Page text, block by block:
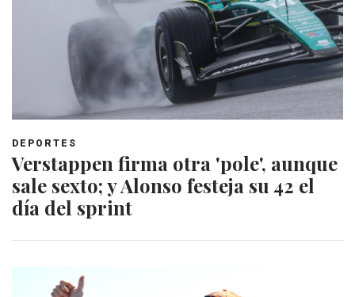
DEPORTES
Verstappen firma otra 'pole', aunque
sale sexto; y Alonso festeja su 42 el
día del sprint